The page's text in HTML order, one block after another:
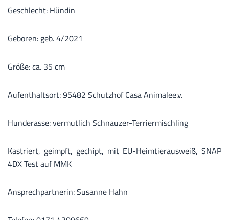
Geschlecht: Hündin
Geboren: geb. 4/2021
Größe: ca. 35 cm
Aufenthaltsort: 95482 Schutzhof Casa Animalee.v.
Hunderasse: vermutlich Schnauzer-Terriermischling
Kastriert, geimpft, gechipt, mit EU-Heimtierausweiß, SNAP
4DX Test auf MMK
Ansprechpartnerin: Susanne Hahn